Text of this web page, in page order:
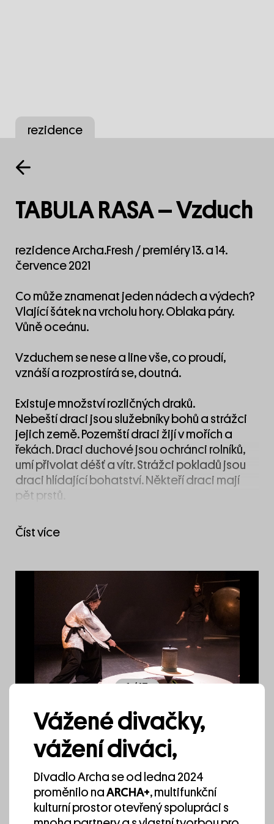
Vážené divačky,
vážení diváci,
Divadlo Archa se od ledna 2024
proměnilo naARCHA+, multifunkční
kulturní prostor otevřený spolupráci s
rezidence
TABULA RASA – Vzduch
rezidence Archa.Fresh / premiéry 13. a 14.
července 2021
Co může znamenat jeden nádech a výdech?
Vlající šátek na vrcholu hory. Oblaka páry.
Vůně oceánu.
Vzduchem se nese a line vše, co proudí,
vznáší a rozprostírá se, doutná.
Existuje množství rozličných draků.
Nebeští draci jsou služebníky bohů a strážci
jejich země. Pozemští draci žijí v mořích a
řekách. Draci duchové jsou ochránci rolníků,
umí přivolat déšť a vítr. Strážci pokladů jsou
draci hlídající bohatství. Někteří draci mají
pět prstů.
Papírový drak je první vlaštovka štěstí, kopců
Ministerstvo draků zasedá v pomalém
Nádech a výdech.
Média
Reportáž v pořadu Události v kultuře, Česká
Číst více
1/ 13
Vzduch